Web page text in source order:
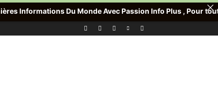
Du Monde Avec Passion Info Plus , Pour toute Offre